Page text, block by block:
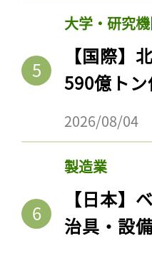
大学・研究
【国際】
590億ト
2026/08/04
製造業
【日本】
治具・設
記事